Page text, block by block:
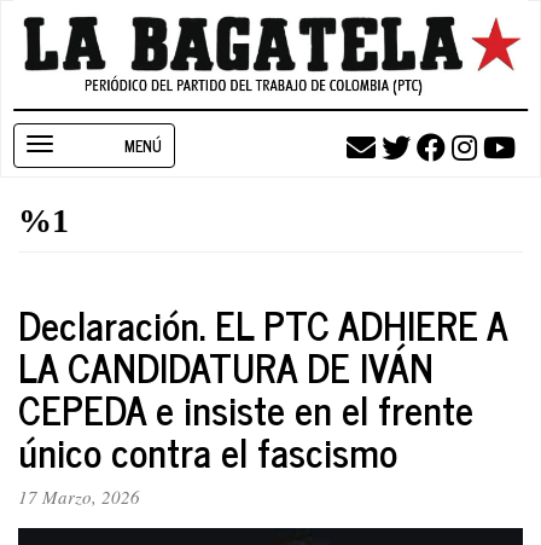
Pasar
contenido
navigation
%1
Declaración. EL PTC ADHIERE A
LA CANDIDATURA DE IVÁN
CEPEDA e insiste en el frente
único contra el fascismo
17 Marzo, 2026